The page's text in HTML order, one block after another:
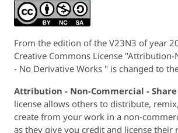
From the edition of the V23N3 of year
Creative Commons License
- No Derivative Works " is changed to
Attribution - Non-Commercial -
license allows others to distribute,
create from your work in a non-
as they give you credit and license their